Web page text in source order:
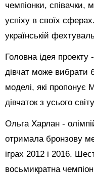
чемпіонки, співачки,
успіху в своїх
українській
Головна ідея
дівчат може вибрати
моделі, які пропонує
дівчаток з усього
Ольга Харлан -
отримала бронзову
іграх 2012 і 2016.
восьмикратна